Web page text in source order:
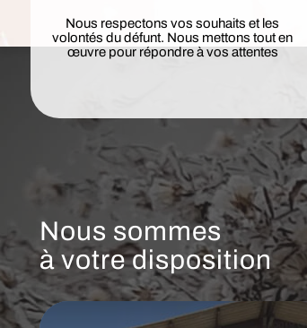
Nous respectons vos souhaits et les
volontés du défunt. Nous mettons tout en
œuvre pour répondre à vos attentes
Nous sommes
à votre disposition